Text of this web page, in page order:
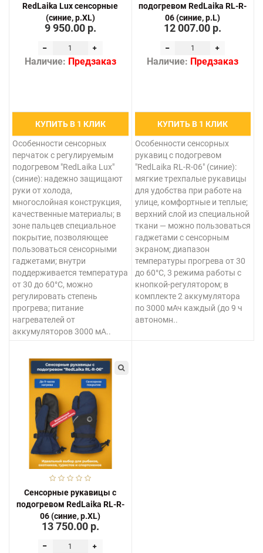
RedLaika Lux сенсорные
(синие, р.XL)
9 950.00 р.
Наличие: Предзаказ
КУПИТЬ В 1 КЛИК
Особенности сенсорных
перчаток с регулируемым
подогревом "RedLaika Lux"
(синие): надежно защищают
руки от холода,
многослойная конструкция,
качественные материалы; в
зоне пальцев специальное
покрытие, позволяющее
пользоваться сенсорными
гаджетами; внутри
поддерживается температура
от 30 до 60°С, можно
регулировать степень
прогрева; питание
нагревателей от
аккумуляторов 3000 мА..
подогревом RedLaika RL-R-
06 (синие, р.L)
12 007.00 р.
Наличие: Предзаказ
КУПИТЬ В 1 КЛИК
Особенности сенсорных
рукавиц с подогревом
"RedLaika RL-R-06" (синие):
мягкие трехпалые рукавицы
для удобства при работе на
улице, комфортные и теплые;
верхний слой из специальной
ткани — можно пользоваться
гаджетами с сенсорным
экраном; диапазон
температуры прогрева от 30
до 60°С, 3 режима работы с
кнопкой-регулятором; в
комплекте 2 аккумулятора
по 3000 мАч каждый (до 9 ч
автономн..
Сенсорные рукавицы с
подогревом RedLaika RL-R-
06 (синие, р.XL)
13 750.00 р.